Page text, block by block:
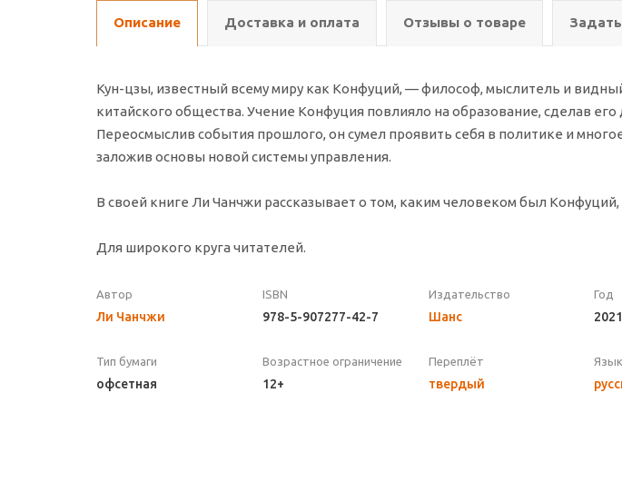
Описание Доставка и оплата Отзывы о товаре
Кун-цзы, известный всему миру как Конфуций, — философ, мыслитель и
китайского общества. Учение Конфуция повлияло на образование, сделав
Переосмыслив события прошлого, он сумел проявить себя в политике и
заложив основы новой системы управления.
В своей книге Ли Чанчжи рассказывает о том, каким человеком был
Для широкого круга читателей.
Автор
Ли Чанчжи
ISBN
978-5-907277-42-7
Издательство
Шанс
Год
2021
Тип бумаги
офсетная
Возрастное ограничение
12+
Переплёт
твердый
Язык